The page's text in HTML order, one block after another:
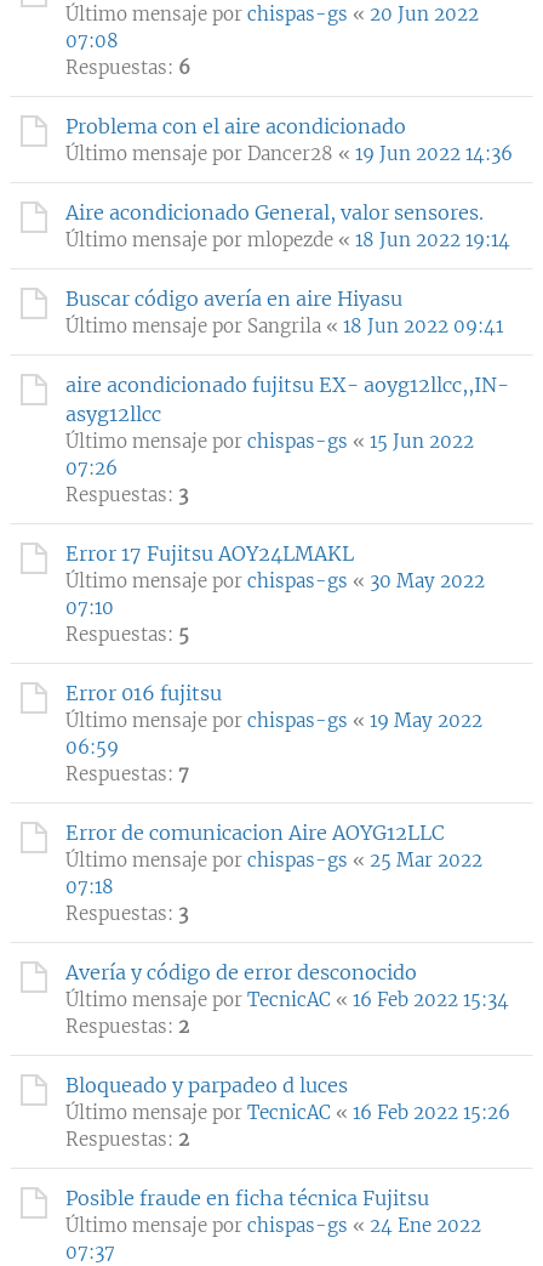
Último mensaje por chispas-gs « 20 Jun 2022
07:08
Respuestas: 6
Problema con el aire acondicionado
Último mensaje por Dancer28 « 19 Jun 2022 14:36
Aire acondicionado General, valor sensores.
Último mensaje por mlopezde « 18 Jun 2022 19:14
Buscar código avería en aire Hiyasu
Último mensaje por Sangrila « 18 Jun 2022 09:41
aire acondicionado fujitsu EX- aoyg12llcc,,IN-
asyg12llcc
Último mensaje por chispas-gs « 15 Jun 2022
07:26
Respuestas: 3
Error 17 Fujitsu AOY24LMAKL
Último mensaje por chispas-gs « 30 May 2022
07:10
Respuestas: 5
Error 016 fujitsu
Último mensaje por chispas-gs « 19 May 2022
06:59
Respuestas: 7
Error de comunicacion Aire AOYG12LLC
Último mensaje por chispas-gs « 25 Mar 2022
07:18
Respuestas: 3
Avería y código de error desconocido
Último mensaje por TecnicAC « 16 Feb 2022 15:34
Respuestas: 2
Bloqueado y parpadeo d luces
Último mensaje por TecnicAC « 16 Feb 2022 15:26
Respuestas: 2
Posible fraude en ficha técnica Fujitsu
Último mensaje por chispas-gs « 24 Ene 2022
07:37